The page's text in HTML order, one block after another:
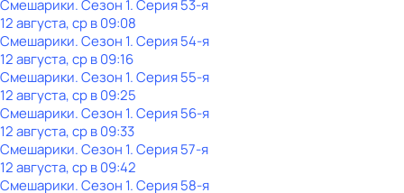
Смешарики. Сезон 1. Серия 53-я
12 августа, ср в 09:08
Смешарики. Сезон 1. Серия 54-я
12 августа, ср в 09:16
Смешарики. Сезон 1. Серия 55-я
12 августа, ср в 09:25
Смешарики. Сезон 1. Серия 56-я
12 августа, ср в 09:33
Смешарики. Сезон 1. Серия 57-я
12 августа, ср в 09:42
Смешарики. Сезон 1. Серия 58-я